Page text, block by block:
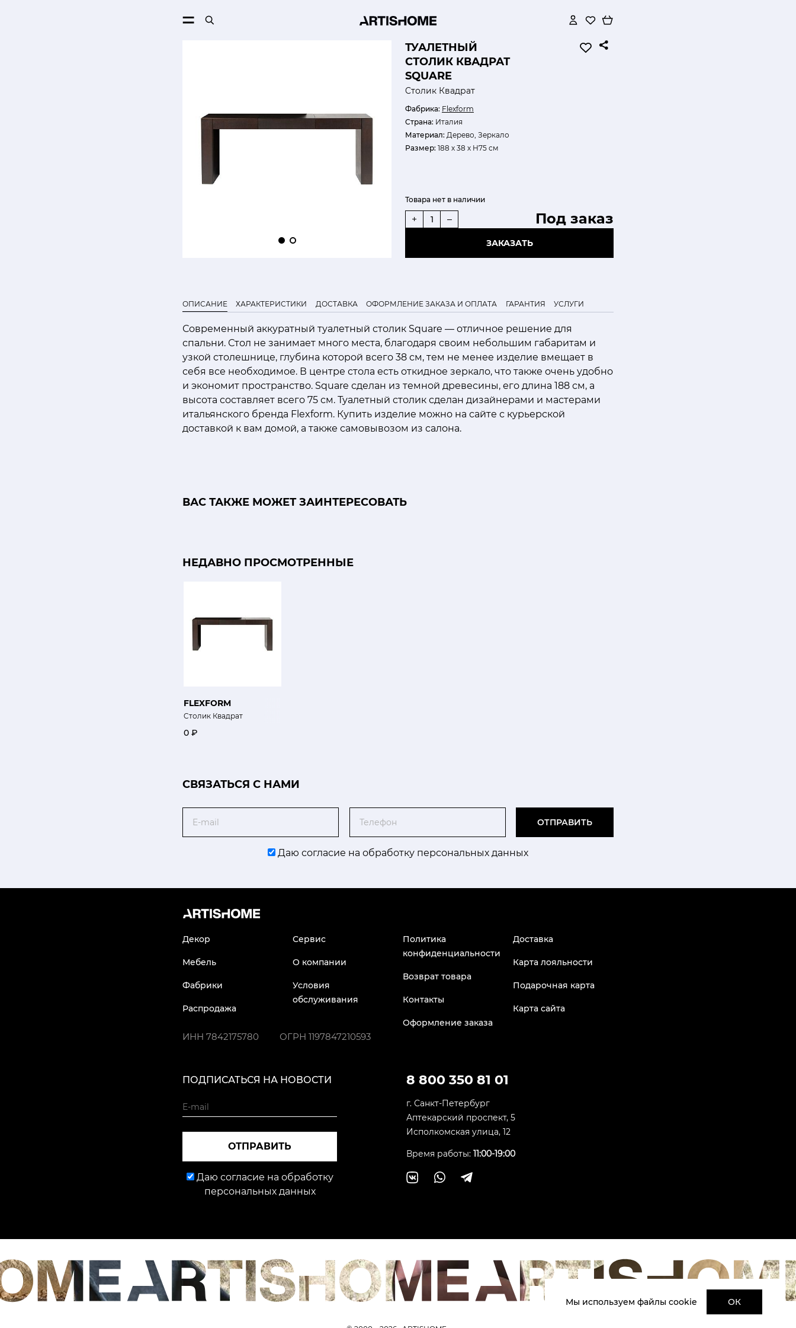
ТУАЛЕТНЫЙ
СТОЛИК КВАДРАТ
SQUARE
Cтолик Квадрат
Фабрика: Flexform
Страна: Италия
Материал: Дерево, Зеркало
Размер: 188 х 38 х H75 см
Товара нет в наличии
Под заказ
+ –
ЗАКАЗАТЬ
ОПИСАНИЕ ХАРАКТЕРИСТИКИ ДОСТАВКА ОФОРМЛЕНИЕ ЗАКАЗА И ОПЛАТА ГАРАНТИЯ УСЛУГИ
Современный аккуратный туалетный столик Square — отличное решение для
спальни. Стол не занимает много места, благодаря своим небольшим габаритам и
узкой столешнице, глубина которой всего 38 см, тем не менее изделие вмещает в
себя все необходимое. В центре стола есть откидное зеркало, что также очень удобно
и экономит пространство. Square сделан из темной древесины, его длина 188 см, а
высота составляет всего 75 см. Туалетный столик сделан дизайнерами и мастерами
итальянского бренда Flexform. Купить изделие можно на сайте с курьерской
доставкой к вам домой, а также самовывозом из салона.
ВАС ТАКЖЕ МОЖЕТ ЗАИНТЕРЕСОВАТЬ
НЕДАВНО ПРОСМОТРЕННЫЕ
FLEXFORM
Cтолик Квадрат
0 ₽
CВЯЗАТЬСЯ С НАМИ
ОТПРАВИТЬ
Даю согласие на обработку персональных данных
Декор
Мебель
Фабрики
Распродажа
Сервис
О компании
Условия
обслуживания
Политика
конфиденциальности
Возврат товара
Контакты
Оформление заказа
Доставка
Карта лояльности
Подарочная карта
Карта сайта
ИНН 7842175780 ОГРН 1197847210593
8 800 350 81 01
г. Санкт-Петербург
Аптекарский проспект, 5
Исполкомская улица, 12
Время работы: 11:00-19:00
ПОДПИСАТЬСЯ НА НОВОСТИ
ОТПРАВИТЬ
Даю согласие на обработку
персональных данных
Мы используем файлы cookie ОК